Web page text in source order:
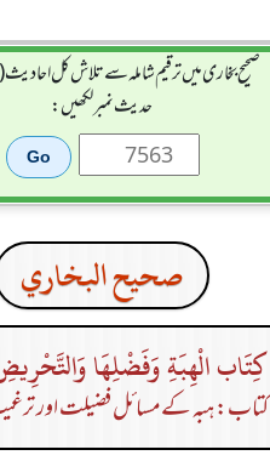
صحیح بخاری میں ترقیم شاملہ سے تلاش کل احادیث (7563)
حدیث نمبر لکھیں:
صحيح البخاري
كِتَاب الْهِبَةِ وَفَضْلِهَا
کتاب: ہبہ کےمسائل فضیلت اور